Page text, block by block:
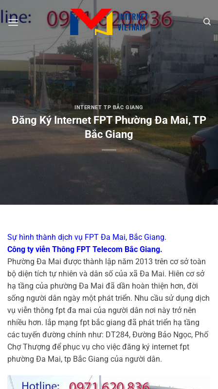
đến
INTERNET TP BẮC GIANG
Đăng Ký Internet FPT Phường Đa Mai, TP
Bắc Giang
Sự hình thành dịch vụ FPT Đa Mai, Bắc Giang.
Công ty viễn Thông FPT Telecom Bắc Giang.
Phường Đa Mai được thành lập năm 2013 trên cơ sở toàn
bộ diện tích tự nhiên và dân số của xã Đa Mai. Hiên cơ sở
hạ tầng của phường Đa Mai đã dần hoàn thiện hơn, đời
sống người dân ngày một phát triển. Nhu cầu sử dụng dịch
vụ viễn thông fpt đa mai của người dân nơi này trở nên
nhiều hơn. lắp mạng fpt bắc giang đã phát triển hạ tầng
các tuyến đường chính như: DT284, Đường Bảo Ngọc, Phố
Chợ Thượng để phục vụ cho việc đăng ký internet fpt
phường Đa Mai, tp Bắc Giang của người dân.